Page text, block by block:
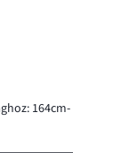
164cm-